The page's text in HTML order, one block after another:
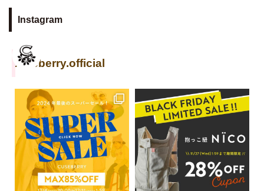
Instagram
cuseberry.official